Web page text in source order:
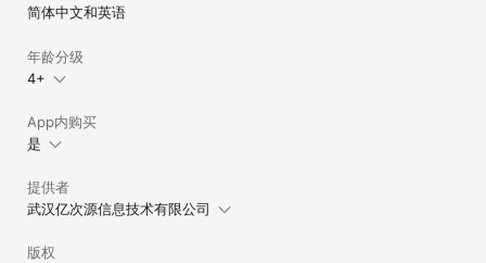
简体中文和英语
年龄分级
4+
App内购买
是
提供者
武汉亿次源信息技术有限公司
版权